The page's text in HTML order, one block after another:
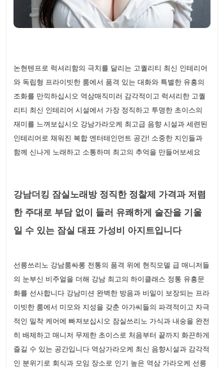
논현텐프로 럭셔리함의 극치를 달리는 고퀄리티 최신 인테리어
와 독립형 프라이빗한 룸에서 품격 있는 대화와 특별한 유흥의
조화를 만끽하십시오 역삼매직미러 감각적이고 럭셔리한 고퀄
리티 최신 인테리어 시설에서 가장 정직하고 투명한 초이스의
재미를 느껴보십시오 강남가라오케 최고급 음향 시설과 세련된
인테리어로 채워진 복합 엔터테인먼트 공간! 소중한 지인들과
함께 신나게 노래하고 소통하며 최고의 추억을 만들어보세요
강남더킹 잠실노래방 정직한 정찰제 가격과 저렴
한 주대로 부담 없이 들러 유쾌하게 술잔을 기울
일 수 있는 잠실 대표 가성비 아지트입니다
선릉쓰리노 강남룸싸롱 전통의 품격 위에 현직모델 급 매니저들
의 눈부신 비주얼을 더해 강남 최고의 하이클래스 정통 유흥문
화를 선사합니다 강남미션 완벽한 방음과 비밀이 보장되는 프라
이빗한 룸에서 미모와 지성을 갖춘 아가씨들의 파격적이고 자극
적인 밀착 케어에 빠져보십시오 잠실쓰리노 가식과 내숭을 완전
히 배제하고 매니저 무제한 초이스로 처음부터 끝까지 화끈하게
즐길 수 있는 공간입니다 역삼가라오케 최신 음향시설과 감각적
인 분위기로 회식과 모임 장소로 인기 높은 역삼 가라오케 선릉